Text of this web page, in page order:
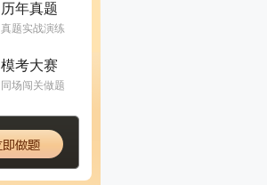
历年真题
真题实战演练
模考大赛
同场闯关做题